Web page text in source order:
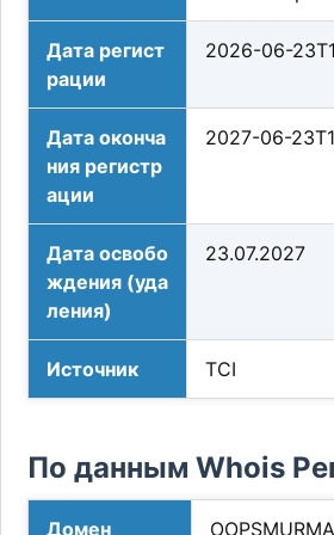
Дата регист
рации
2026-06-
Дата оконча
ния регистр
ации
2027-06-
Дата освобо
ждения (уда
ления)
23.07.2027
Источник TCI
По данным Whois
Домен